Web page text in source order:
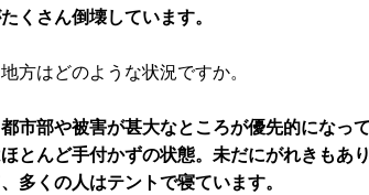
くさん倒壊しています。
方はどのような状況ですか。
市部や被害が甚大なところが優先的になっ
とんど手付かずの状態。未だにがれきもあ
多くの人はテントで寝ています。